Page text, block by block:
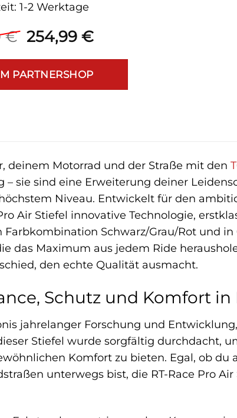
€ Ursprünglicher
war:
369,99 €
254,99 €Aktueller
ist:
1-2 Werktage
PARTNERSHOP
deinem Motorrad und der Straße mit den
– sie sind eine Erweiterung deiner
Niveau. Entwickelt für den
Air Stiefel innovative Technologie,
Schwarz/Grau/Rot und in
das Maximum aus jedem Ride
den echte Qualität ausmacht.
Schutz und Komfort
jahrelanger Forschung und
Stiefel wurde sorgfältig durchdacht,
Komfort zu bieten. Egal, ob du
unterwegs bist, die RT-Race Pro